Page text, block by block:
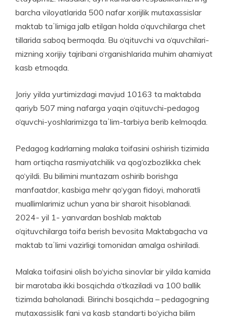
barcha viloyatlarida 500 nafar xorijlik mutaxassislar
maktab taʼlimiga jalb etilgan holda o‘quvchilarga chet
tillarida saboq bermoqda. Bu o‘qituvchi va o‘quvchilari­
mizning xorijiy tajribani o‘rga­nishlarida muhim ahamiyat
kasb etmoqda.
Joriy yilda yurtimizdagi mavjud 10163 ta maktabda
qariyb 507 ming nafarga yaqin o‘qituvchi-pedagog
o‘quvchi-yoshlarimiz­ga taʼlim-tarbiya berib kelmoqda.
Pedagog kadrlarning malaka toifasini oshirish tizimida
ham ortiqcha rasmiyatchilik va qog‘ozbozlikka chek
qo‘yildi. Bu bilimini muntazam oshirib borishga
manfaatdor, kasbiga mehr qo‘ygan fidoyi, mahoratli
muallimlarimiz uchun yana bir sharoit hisoblanadi.
2024- yil 1- yanvardan bosh­lab maktab
o‘qituvchilarga toifa berish bevosita Maktabgacha va
maktab taʼlimi vazirligi tomonidan amalga oshiriladi.
Malaka toifasini olish bo‘yicha sinovlar bir yilda kamida
bir marotaba ikki bosqichda o‘tkaziladi va 100 ballik
tizimda baholanadi. Birinchi bosqichda – pedagogning
mutaxassislik fani va kasb standarti bo‘yicha bilim